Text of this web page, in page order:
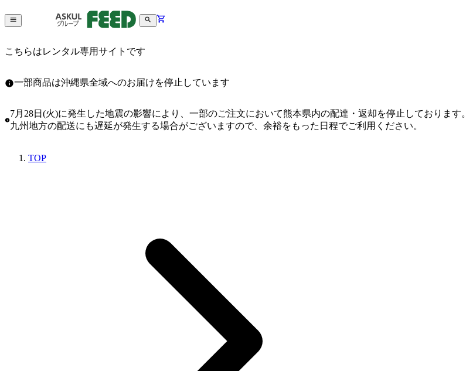
こちらはレンタル専用サイトです
一部商品は沖縄県全域へのお届けを停止しています
7月28日(火)に発生した地震の影響により、一部のご注文において熊本県内の配達・返却を停止しております。
九州地方の配送にも遅延が発生する場合がございますので、余裕をもった日程でご利用ください。
TOP